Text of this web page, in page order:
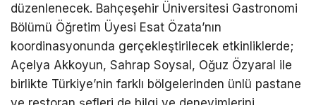
düzenlenecek. Bahçeşehir Üniversitesi Gastronomi
Bölümü Öğretim Üyesi Esat Özata’nın
koordinasyonunda gerçekleştirilecek etkinliklerde;
Açelya Akkoyun, Sahrap Soysal, Oğuz Özyaral ile
birlikte Türkiye’nin farklı bölgelerinden ünlü pastane